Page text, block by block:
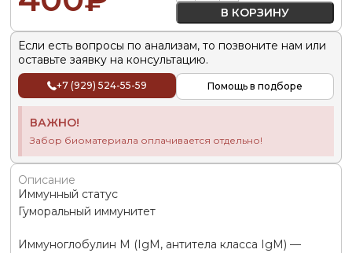
В КОРЗИНУ
Если есть вопросы по анализам, то позвоните нам или
оставьте заявку на консультацию.
+7 (929) 524-55-59 Помощь в подборе
ВАЖНО!
Забор биоматериала оплачивается отдельно!
Описание
Иммунный статус
Гуморальный иммунитет
Иммуноглобулин М (IgM, антитела класса IgM) —